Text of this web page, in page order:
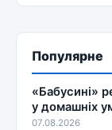
Популярне
«Бабусині»
у домашніх
07.08.2026